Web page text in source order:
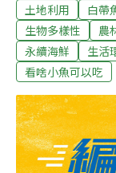
的凶狠角色，也
「魚類的定義是
一個問題。如同
「典型」魚類有
鰭，兩側有胸鰭
卻又有一些奇形
魚便是其中之一
的頭部後方有著
伸至身體末端，
土地利用 白帶
生物多樣性
農
永續海鮮
生活
看啥小魚可以吃